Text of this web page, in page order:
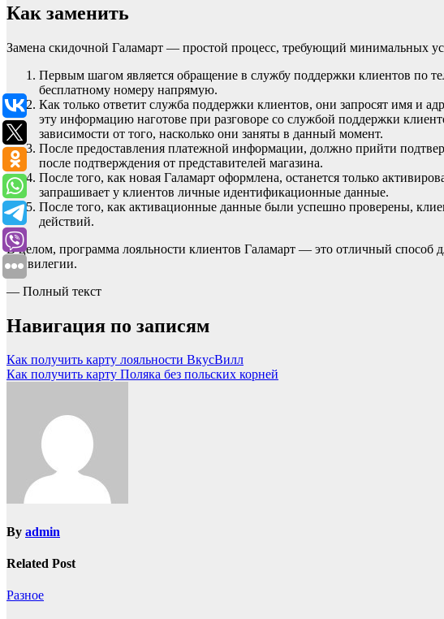
Как заменить
Замена скидочной Галамарт — простой процесс, требующий минимальных
Первым шагом является обращение в службу поддержки клиентов по
бесплатному номеру напрямую.
Как только ответит служба поддержки клиентов, они запросят имя и
эту информацию наготове при разговоре со службой поддержки
зависимости от того, насколько они заняты в данный момент.
После предоставления платежной информации, должно прийти
после подтверждения от представителей магазина.
После того, как новая Галамарт оформлена, останется только
запрашивает у клиентов личные идентификационные данные.
После того, как активационные данные были успешно проверены,
действий.
В целом, программа лояльности клиентов Галамарт — это отличный способ
привилегии.
— Полный текст
Навигация по записям
Как получить карту лояльности ВкусВилл
Как получить карту Поляка без польских корней
By admin
Related Post
Разное